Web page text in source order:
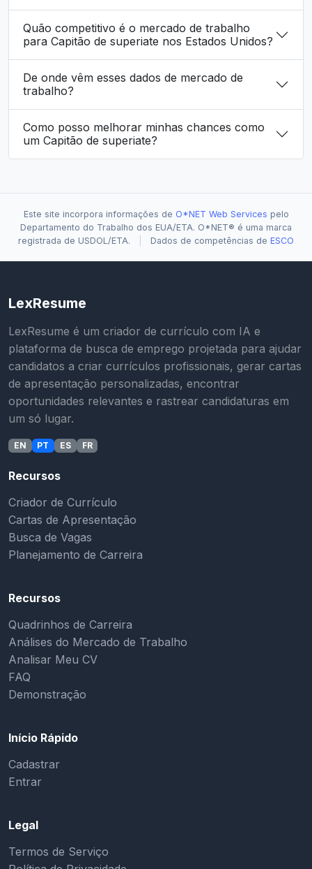
Quão competitivo é o mercado de trabalho
para Capitão de superiate nos Estados Unidos?
De onde vêm esses dados de mercado de
trabalho?
Como posso melhorar minhas chances como
um Capitão de superiate?
Este site incorpora informações de O*NET Web Services pelo
Departamento do Trabalho dos EUA/ETA. O*NET® é uma marca
registrada de USDOL/ETA.
Dados de competências de ESCO
LexResume
LexResume é um criador de currículo com IA e
plataforma de busca de emprego projetada para ajudar
candidatos a criar currículos profissionais, gerar cartas
de apresentação personalizadas, encontrar
oportunidades relevantes e rastrear candidaturas em
um só lugar.
EN PT ES FR
Recursos
Criador de Currículo
Cartas de Apresentação
Busca de Vagas
Planejamento de Carreira
Recursos
Quadrinhos de Carreira
Análises do Mercado de Trabalho
Analisar Meu CV
FAQ
Demonstração
Início Rápido
Cadastrar
Entrar
Legal
Termos de Serviço